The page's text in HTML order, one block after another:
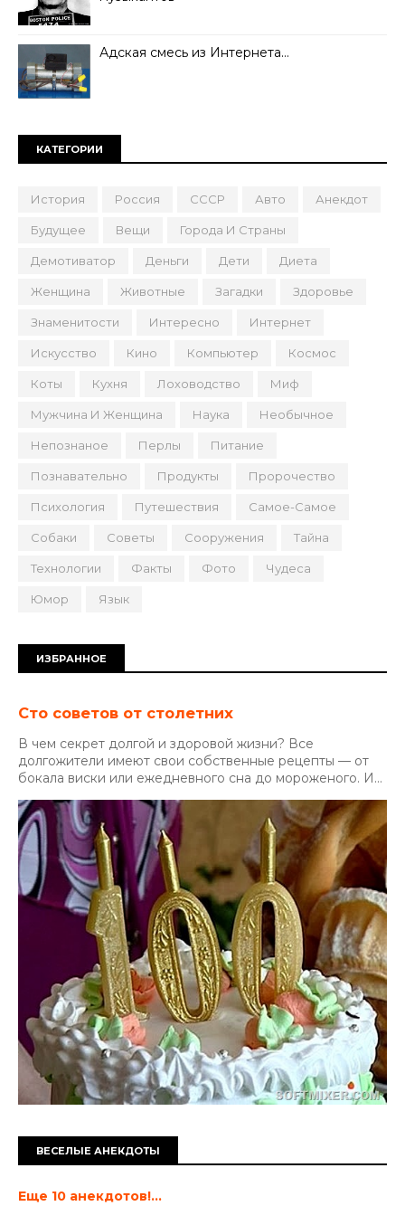
Адская смесь из Интернета…
КАТЕГОРИИ
История Россия СССР Авто Анекдот
Будущее Вещи Города И Страны
Демотиватор Деньги Дети Диета
Женщина Животные Загадки Здоровье
Знаменитости Интересно Интернет
Искусство Кино Компьютер Космос
Коты Кухня Лоховодство Миф
Мужчина И Женщина Наука Необычное
Непознаное Перлы Питание
Познавательно Продукты Пророчество
Психология Путешествия Самое-Самое
Собаки Советы Сооружения Тайна
Технологии Факты Фото Чудеса
Юмор Язык
ИЗБРАННОЕ
Сто советов от столетних
В чем секрет долгой и здоровой жизни? Все
долгожители имеют свои собственные рецепты — от
бокала виски или ежедневного сна до мороженого. И...
ВЕСЕЛЫЕ АНЕКДОТЫ
Еще 10 анекдотов!...